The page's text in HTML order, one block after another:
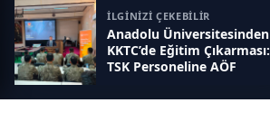
İLGİNİZİ ÇEKEBİLİR
Anadolu Üniversitesinden
KKTC’de Eğitim Çıkarması:
TSK Personeline AÖF
Eskisehir İlk Haber
Objektif haberin adresi...